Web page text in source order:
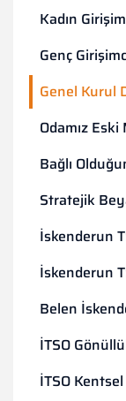
Kadın
Genç
Genel Kurul
Odamız
Bağlı
Stratejik
İskenderun
İskenderun
Belen
İTSO
İTSO